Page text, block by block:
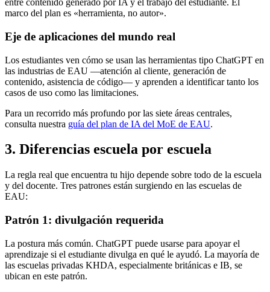
entre contenido generado por IA y el trabajo del estudiante. El
marco del plan es «herramienta, no autor».
Eje de aplicaciones del mundo real
Los estudiantes ven cómo se usan las herramientas tipo ChatGPT en
las industrias de EAU —atención al cliente, generación de
contenido, asistencia de código— y aprenden a identificar tanto los
casos de uso como las limitaciones.
Para un recorrido más profundo por las siete áreas centrales,
consulta nuestra guía del plan de IA del MoE de EAU.
3. Diferencias escuela por escuela
La regla real que encuentra tu hijo depende sobre todo de la escuela
y del docente. Tres patrones están surgiendo en las escuelas de
EAU:
Patrón 1: divulgación requerida
La postura más común. ChatGPT puede usarse para apoyar el
aprendizaje si el estudiante divulga en qué le ayudó. La mayoría de
las escuelas privadas KHDA, especialmente británicas e IB, se
ubican en este patrón.